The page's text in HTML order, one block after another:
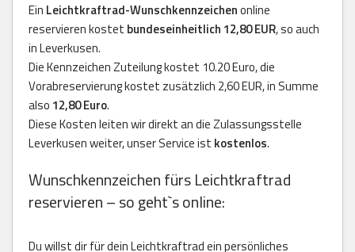
Ein Leichtkraftrad-Wunschkennzeichenonline
reservieren kostet bundeseinheitlich 12,80 EUR, so auch
in Leverkusen.
Die Kennzeichen Zuteilung kostet 10.20 Euro, die
Vorabreservierung kostet zusätzlich 2,60 EUR, in Summe
also 12,80 Euro.
Diese Kosten leiten wir direkt an die Zulassungsstelle
Leverkusen weiter, unser Service ist kostenlos.
Wunschkennzeichen fürs Leichtkraftrad
reservieren – so geht`s online:
Du willst dir für dein Leichtkraftrad ein persönliches